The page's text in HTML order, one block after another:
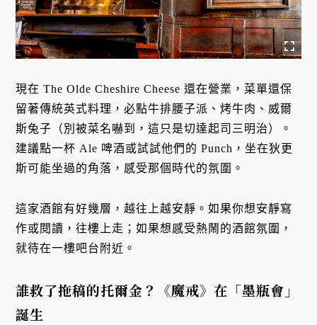
現在 The Olde Cheshire Cheese 還在營業，菜單還保
留著傳統英式料理，必點牛排腰子派、烤牛肉、威爾
斯兔子（別被菜名嚇到，這只是切達起司三明治）。
建議點一杯 Ale 啤酒或試試他們的 Punch，坐在狄更
斯可能坐過的角落，感受那個時代的氛圍。
這家酒館有好幾層，越往上越安靜。如果你想安靜寫
作或閱讀，往樓上走；如果想感受熱鬧的酒館氛圍，
就待在一樓吧台附近。
誰救了拖稿的托爾金？《魔戒》在「墨瓶會」
誕生